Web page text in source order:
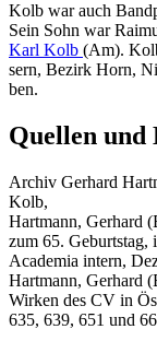
Kolb war auch
Sein Sohn war
Karl Kolb (Am).
sern, Be­zirk Horn,
ben.
Quellen
Archiv Gerhard
Kolb,
Hartmann, Gerhard
zum 65.
Academia intern,
Hartmann, Gerhard
Wirken des CV in
635, 639, 651 und